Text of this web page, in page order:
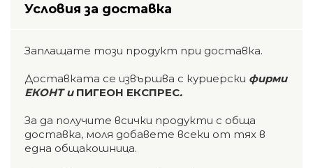
Условия за доставка
Заплащате този продукт при доставка.
Доставката се извършва с куриерски фирми
ЕКОНТ и ПИГЕОН ЕКСПРЕС.
За да получите всички продукти с обща
доставка, моля добавете всеки от тях в
една общакошница.